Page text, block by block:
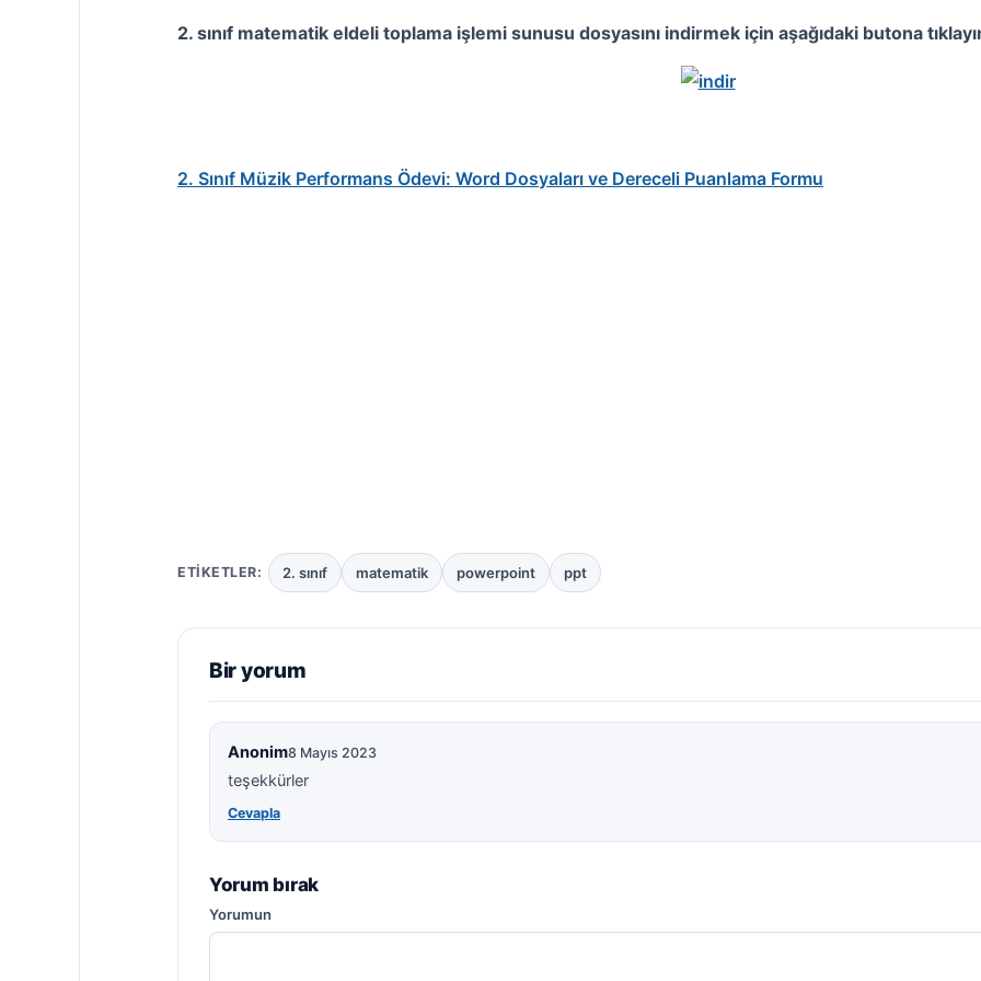
2. sınıf matematik eldeli toplama işlemi sunusu dosyasını indirmek için aşağıdaki butona
2. Sınıf Müzik Performans Ödevi: Word Dosyaları ve Dereceli Puanlama Formu
ETIKETLER: 2. sınıf matematik powerpoint ppt
Bir yorum
Anonim8 Mayıs 2023
teşekkürler
Cevapla
Yorum bırak
Yorumun